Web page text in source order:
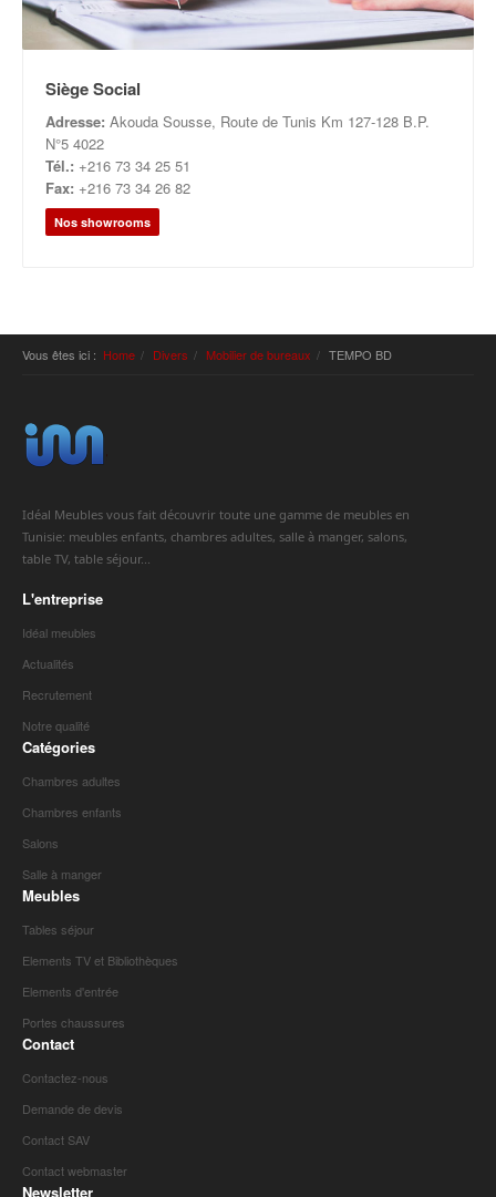
Siège Social
Adresse: Akouda Sousse, Route de Tunis Km 127-128 B.P.
N°5 4022
Tél.: +216 73 34 25 51
Fax: +216 73 34 26 82
Nos showrooms
Vous êtes ici : Home Divers Mobilier de bureaux TEMPO BD
Idéal Meubles vous fait découvrir toute une gamme de meubles en
Tunisie: meubles enfants, chambres adultes, salle à manger, salons,
table TV, table séjour...
L'entreprise
Idéal meubles
Actualités
Recrutement
Notre qualité
Catégories
Chambres adultes
Chambres enfants
Salons
Salle à manger
Meubles
Tables séjour
Elements TV et Bibliothèques
Elements d'entrée
Portes chaussures
Contact
Contactez-nous
Demande de devis
Contact SAV
Contact webmaster
Newsletter